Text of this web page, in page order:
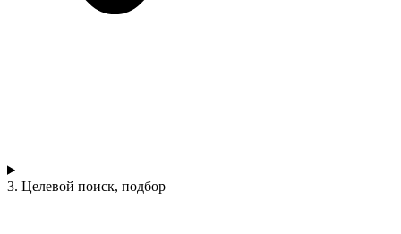
3. Целевой поиск, подбор